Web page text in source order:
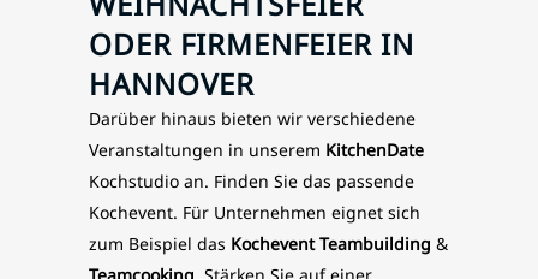
ODER FIRMENFEIER IN
HANNOVER
Darüber hinaus bieten wir verschiedene
Veranstaltungen in unserem KitchenDate
Kochstudio an. Finden Sie das passende
Kochevent. Für Unternehmen eignet sich
zum Beispiel das Kochevent Teambuilding &